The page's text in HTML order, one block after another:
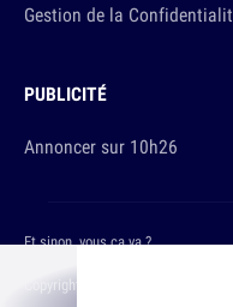
Gestion de la
PUBLICITÉ
Annoncer sur 10h26
Copyright © 2026 The Original
Et sinon, vous ça va ?